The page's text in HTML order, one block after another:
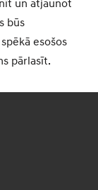
un atjaunot
būs
esošos
pārlasīt.